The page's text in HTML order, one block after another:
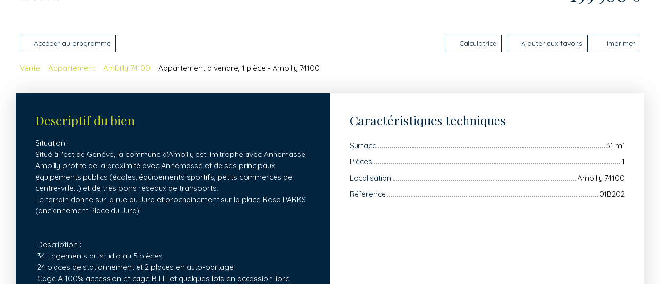
Accéder au programme Calculatrice Ajouter aux favoris Imprimer
Vente Appartement Ambilly 74100 Appartement à vendre, 1 pièce - Ambilly 74100
Descriptif du bien
Situation :
Situé à l'est de Genève, la commune d'Ambilly est limitrophe avec Annemasse.
Ambilly profite de la proximité avec Annemasse et de ses principaux
équipements publics (écoles, équipements sportifs, petits commerces de
centre-ville...) et de très bons réseaux de transports.
Le terrain donne sur la rue du Jura et prochainement sur la place Rosa PARKS
(anciennement Place du Jura).
Description :
34 Logements du studio au 5 pièces
24 places de stationnement et 2 places en auto-partage
Cage A 100% accession et cage B LLI et quelques lots en accession libre
Caractéristiques techniques
Surface 31 m²
Pièces
1
Localisation
Ambilly 74100
Référence
01B202